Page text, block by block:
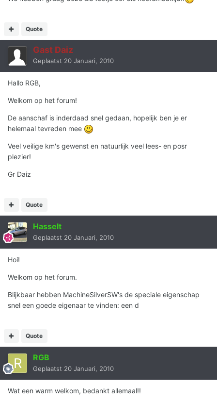
Quote
Gast Daiz
Geplaatst 20 Januari, 2010
Hallo RGB,
Welkom op het forum!
De aanschaf is inderdaad snel gedaan, hopelijk ben je er
helemaal tevreden mee
Veel veilige km's gewenst en natuurlijk veel lees- en posr
plezier!
Gr Daiz
Quote
Hasselt
Geplaatst 20 Januari, 2010
Hoi!
Welkom op het forum.
Blijkbaar hebben MachineSilverSW's de speciale eigenschap
snel een goede eigenaar te vinden: een d
Quote
RGB
Geplaatst 20 Januari, 2010
Wat een warm welkom, bedankt allemaal!!